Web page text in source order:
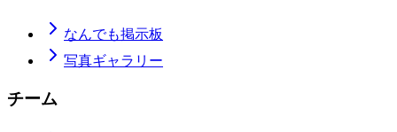
なんでも掲示板
写真ギャラリー
チーム